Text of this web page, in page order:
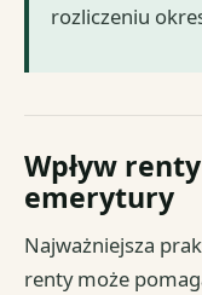
rozliczeniu
Wpływ
emerytury
Najważniejsza
renty może